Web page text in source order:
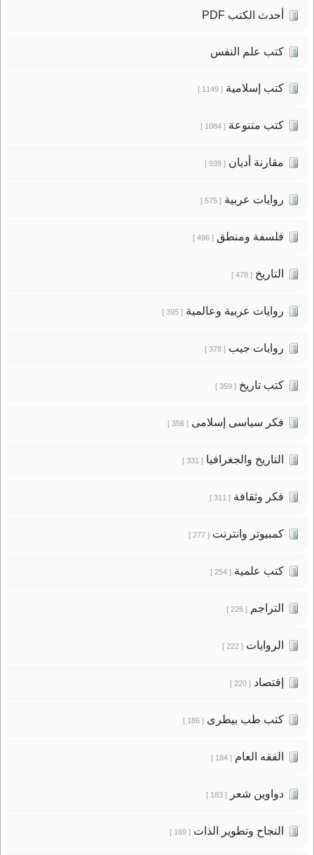
أحدث الكتب PDF
كتب علم النفس
كتب إسلامية[ 1149 ]
كتب متنوعة[ 1084 ]
مقارنة أديان[ 939 ]
روايات عربية[ 575 ]
فلسفة ومنطق[ 496 ]
التاريخ[ 478 ]
روايات عربية وعالمية[ 395 ]
روايات جيب[ 378 ]
كتب تاريخ[ 359 ]
فكر سياسى إسلامى[ 356 ]
التاريخ والجغرافيا[ 331 ]
فكر وثقافة[ 311 ]
كمبيوتر وانترنت[ 277 ]
كتب علمية[ 254 ]
التراجم[ 226 ]
الروايات[ 222 ]
إقتصاد[ 220 ]
كتب طب بيطرى[ 186 ]
الفقه العام[ 184 ]
دواوين شعر[ 183 ]
النجاح وتطوير الذات[ 169 ]